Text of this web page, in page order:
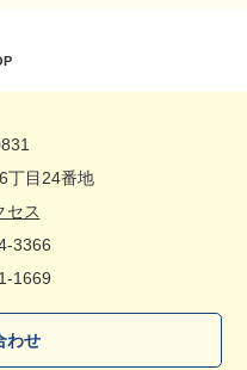
丁目24番地
セス
3366
1669
わせ